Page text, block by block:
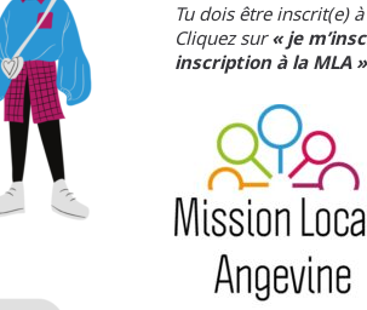
Tu dois être inscrit(e)
Cliquez sur« je
inscription à la MLA